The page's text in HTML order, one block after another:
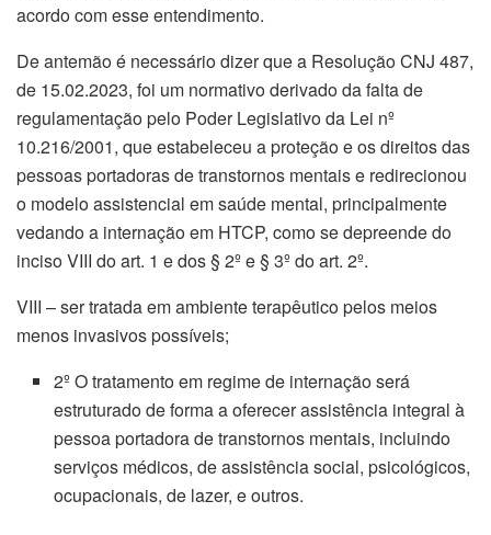
acordo com esse entendimento.
De antemão é necessário dizer que a Resolução CNJ 487,
de 15.02.2023, foi um normativo derivado da falta de
regulamentação pelo Poder Legislativo da Lei nº
10.216/2001, que estabeleceu a proteção e os direitos das
pessoas portadoras de transtornos mentais e redirecionou
o modelo assistencial em saúde mental, principalmente
vedando a internação em HTCP, como se depreende do
inciso VIII do art. 1 e dos § 2º e § 3º do art. 2º.
VIII – ser tratada em ambiente terapêutico pelos meios
menos invasivos possíveis;
2º O tratamento em regime de internação será
estruturado de forma a oferecer assistência integral à
pessoa portadora de transtornos mentais, incluindo
serviços médicos, de assistência social, psicológicos,
ocupacionais, de lazer, e outros.